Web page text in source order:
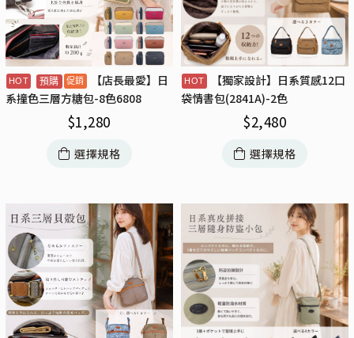
預購
【店長最愛】日
系撞色三層方糖包-8色6808
$1,280
選擇規格
【獨家設計】日系質感12口
袋情書包(2841A)-2色
$2,480
選擇規格